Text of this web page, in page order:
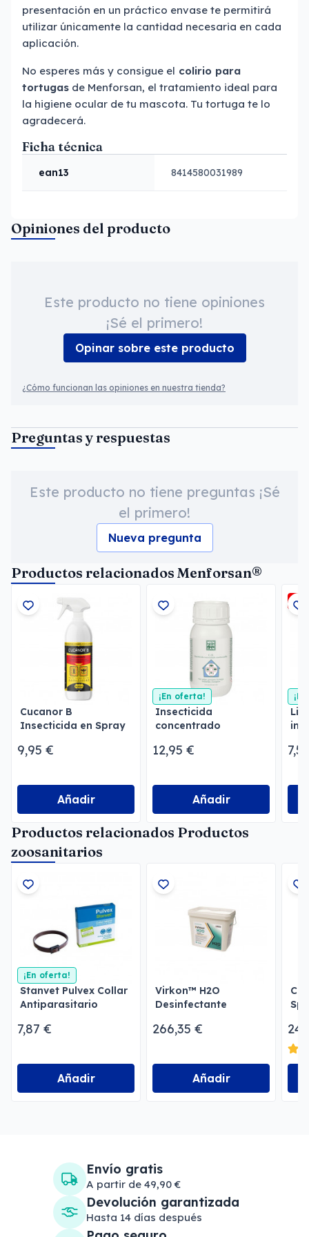
presentación en un práctico envase te permitirá
utilizar únicamente la cantidad necesaria en cada
aplicación.
No esperes más y consigue el colirio para
tortugas de Menforsan, el tratamiento ideal para
la higiene ocular de tu mascota. Tu tortuga te lo
agradecerá.
Ficha técnica
ean13 8414580031989
Opiniones del producto
Este producto no tiene opiniones
¡Sé el primero!
Opinar sobre este producto
¿Cómo funcionan las opiniones en nuestra tienda?
Preguntas y respuestas
Este producto no tiene preguntas ¡Sé
el primero!
Nueva pregunta
Productos relacionados Menforsan®
Cucanor B
Insecticida en Spray
9,95 €
Añadir
¡En oferta!
Insecticida
concentrado
Menforsan
12,95 €
Añadir
-
Productos relacionados Productos
zoosanitarios
¡En oferta!
Stanvet Pulvex Collar
Antiparasitario
7,87 €
Añadir
Virkon™ H2O
Desinfectante
266,35 €
Añadir
Envío gratis
A partir de 49,90 €
Devolución garantizada
Hasta 14 días después